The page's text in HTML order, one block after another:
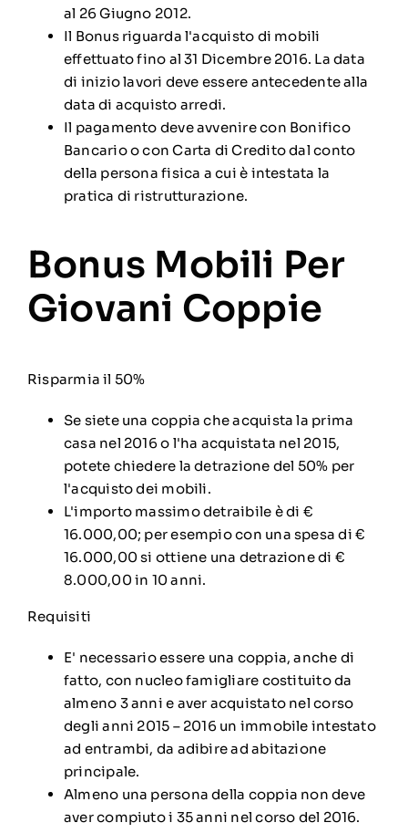
al 26 Giugno 2012.
Il Bonus riguarda l'acquisto di mobili
effettuato fino al 31 Dicembre 2016. La data
di inizio lavori deve essere antecedente alla
data di acquisto arredi.
Il pagamento deve avvenire con Bonifico
Bancario o con Carta di Credito dal conto
della persona fisica a cui è intestata la
pratica di ristrutturazione.
Bonus Mobili Per
Giovani Coppie
Risparmia il 50%
Se siete una coppia che acquista la prima
casa nel 2016 o l'ha acquistata nel 2015,
potete chiedere la detrazione del 50% per
l'acquisto dei mobili.
L'importo massimo detraibile è di €
16.000,00; per esempio con una spesa di €
16.000,00 si ottiene una detrazione di €
8.000,00 in 10 anni.
Requisiti
E' necessario essere una coppia, anche di
fatto, con nucleo famigliare costituito da
almeno 3 anni e aver acquistato nel corso
degli anni 2015 – 2016 un immobile intestato
ad entrambi, da adibire ad abitazione
principale.
Almeno una persona della coppia non deve
aver compiuto i 35 anni nel corso del 2016.